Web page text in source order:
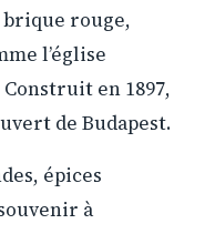
rouge,
l’église
en 1897,
de Budapest.
épices
à